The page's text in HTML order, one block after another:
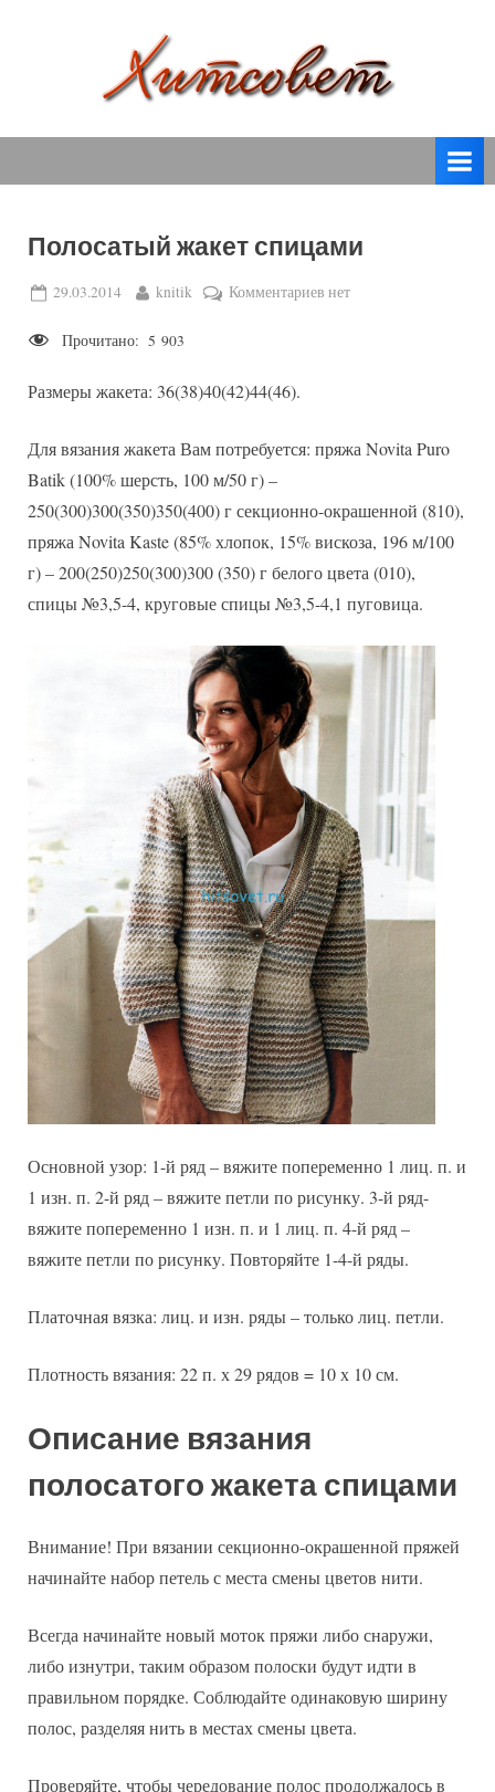
т
о
в
спицами,
крючком,
вязаные
модели
с
схемами.
Полосатый жакет спицами
Posted
29.03.2014 By
knitik Комментариевкнет
Прочитано: 5 903
Размеры жакета: 36(38)40(42)44(46).
Для вязания жакета Вам потребуется: пряжа Novita Puro
Batik (100% шерсть, 100 м/50 г) –
250(300)300(350)350(400) г секционно-окрашенной (810),
пряжа Novita Kaste (85% хлопок, 15% вискоза, 196 м/100
г) – 200(250)250(300)300 (350) г белого цвета (010),
спицы №3,5-4, круговые спицы №3,5-4,1 пуговица.
Основной узор: 1-й ряд – вяжите попеременно 1 лиц. п. и
1 изн. п. 2-й ряд – вяжите петли по рисунку. 3-й ряд-
вяжите попеременно 1 изн. п. и 1 лиц. п. 4-й ряд –
вяжите петли по рисунку. Повторяйте 1-4-й ряды.
Платочная вязка: лиц. и изн. ряды – только лиц. петли.
Плотность вязания: 22 п. х 29 рядов = 10 х 10 см.
Описание вязания
полосатого жакета спицами
Внимание! При вязании секционно-окрашенной пряжей
начинайте набор петель с места смены цветов нити.
Всегда начинайте новый моток пряжи либо снаружи,
либо изнутри, таким образом полоски будут идти в
правильном порядке. Соблюдайте одинаковую ширину
полос, разделяя нить в местах смены цвета.
Проверяйте, чтобы чередование полос продолжалось в